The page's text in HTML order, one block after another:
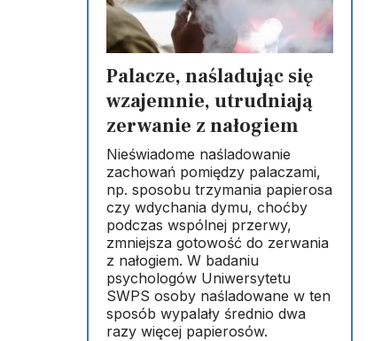
Palacze, naśladując się
wzajemnie, utrudniają
zerwanie z nałogiem
Nieświadome naśladowanie
zachowań pomiędzy palaczami,
np. sposobu trzymania papierosa
czy wdychania dymu, choćby
podczas wspólnej przerwy,
zmniejsza gotowość do zerwania
z nałogiem. W badaniu
psychologów Uniwersytetu
SWPS osoby naśladowane w ten
sposób wypalały średnio dwa
razy więcej papierosów.